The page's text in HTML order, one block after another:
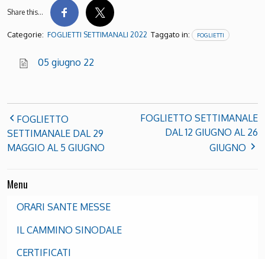
Share this…
Categorie: FOGLIETTI SETTIMANALI 2022 Taggato in: FOGLIETTI
05 giugno 22
FOGLIETTO
SETTIMANALE DAL 29
MAGGIO AL 5 GIUGNO
FOGLIETTO SETTIMANALE
DAL 12 GIUGNO AL 26
GIUGNO
Menu
ORARI SANTE MESSE
IL CAMMINO SINODALE
CERTIFICATI